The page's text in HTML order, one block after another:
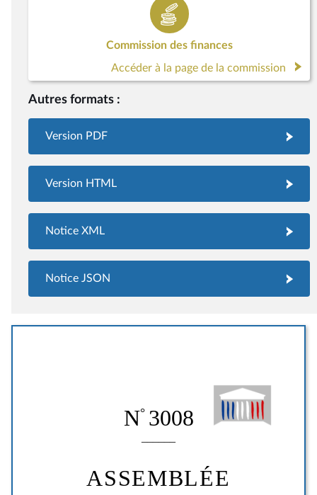
Commission des finances
Accéder à la page de la commission
Autres formats :
Version PDF
Version HTML
Notice XML
Notice JSON